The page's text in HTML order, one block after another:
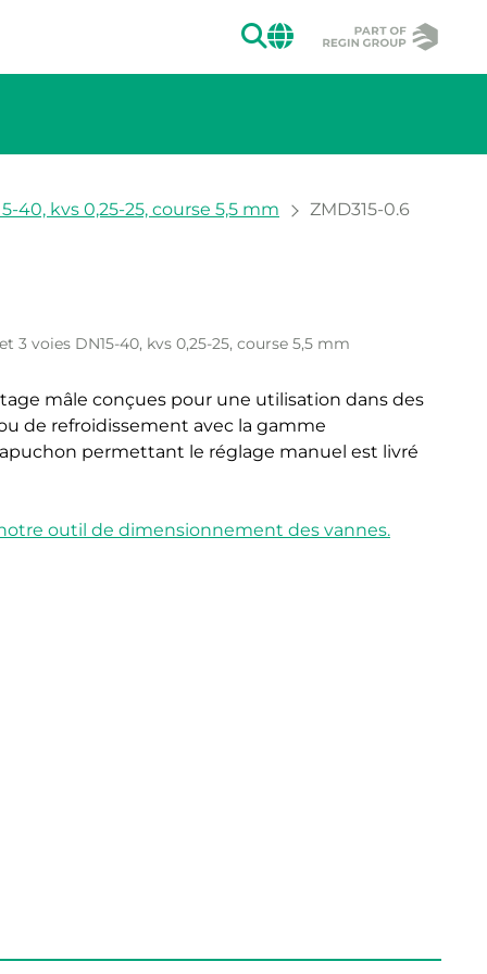
RECHERCHER
CHANGE
40, kvs 0,25-25, course 5,5 mm ZMD315-0.6
3 voies DN15-40, kvs 0,25-25, course 5,5 mm
mâle conçues pour une utilisation dans des
de refroidissement avec la gamme
permettant le réglage manuel est livré
outil de dimensionnement des vannes.